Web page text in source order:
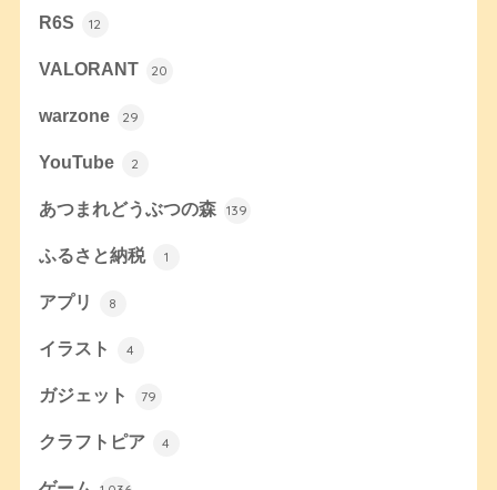
R6S 12
VALORANT 20
warzone 29
YouTube 2
あつまれどうぶつの森 139
ふるさと納税 1
アプリ 8
イラスト 4
ガジェット 79
クラフトピア 4